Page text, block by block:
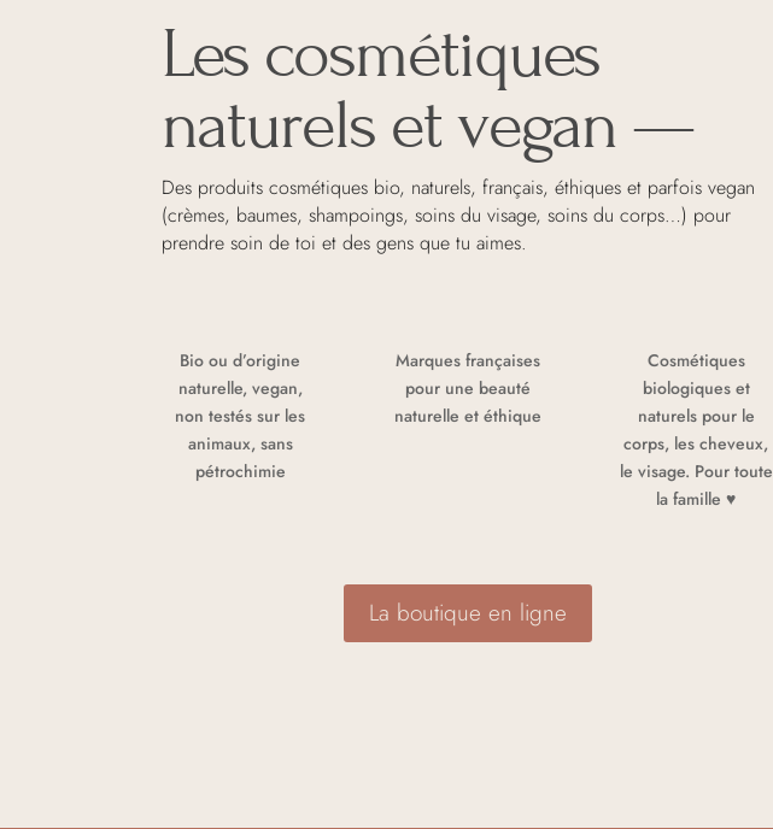
Les cosmétiques
naturels et vegan —
Des produits cosmétiques bio, naturels, français, éthiques et parfois vegan
(crèmes, baumes, shampoings, soins du visage, soins du corps…) pour
prendre soin de toi et des gens que tu aimes.
Bio ou d’origine
naturelle, vegan,
non testés sur les
animaux, sans
pétrochimie
Marques françaises
pour une beauté
naturelle et éthique
Cosmétiques
biologiques et
naturels pour le
corps, les cheveux,
le visage. Pour toute
la famille ♥
La boutique en ligne